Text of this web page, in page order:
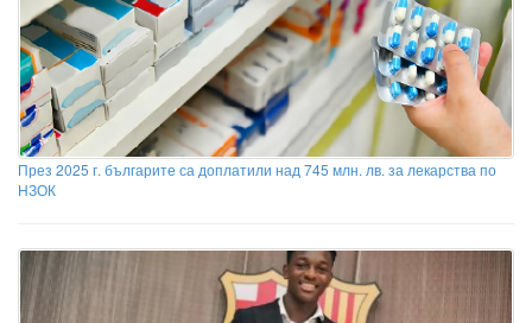
През 2025 г. българите са доплатили над 745 млн. лв. за лекарства по
НЗОК